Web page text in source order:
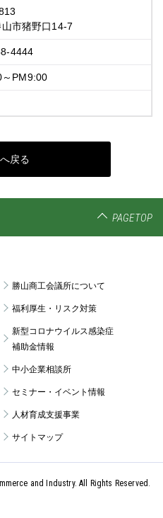
市猪野口14-7
4444
PM9:00
戻る
PAGETOP
勝山商工会議所について
福利厚生・リスク対策
新型コロナウイルス感染症
補助金情報
中小企業相談所
セミナー・イベント情報
人材育成支援事業
サイトマップ
and Industry.All Rights Reserved.